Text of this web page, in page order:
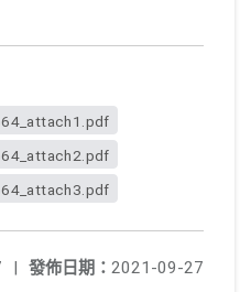
發佈日期： 2021-09-27
|